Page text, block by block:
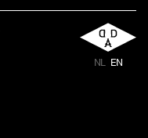
NL EN